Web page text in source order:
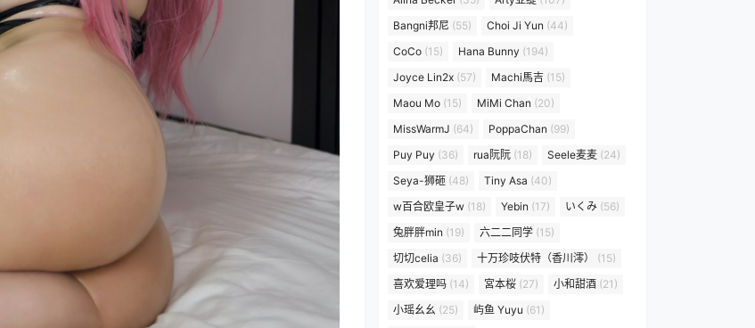
Bangni邦尼 (55) Choi Ji Yun (44)
CoCo (15) Hana Bunny (194)
Joyce Lin2x (57) Machi馬吉 (15)
Maou Mo (15) MiMi Chan (20)
MissWarmJ (64) PoppaChan (99)
Puy Puy (36) rua阮阮 (18) Seele麦麦 (24)
Seya-狮砸 (48) Tiny Asa (40)
w百合欧皇子w (18) Yebin (17) いくみ (56)
兔胖胖min (19) 六二二同学 (15)
切切celia (36) 十万珍吱伏特（香川澪）
(15)
喜欢爱理吗 (14) 宮本桜 (27) 小和甜酒 (21)
小瑶幺幺 (25) 屿鱼 Yuyu (61)